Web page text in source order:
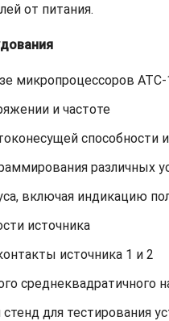
от питания.
микропроцессоров
и частоте
способности
различных
включая индикацию
источника
источника 1 и 2
среднеквадратичного
для тестирования